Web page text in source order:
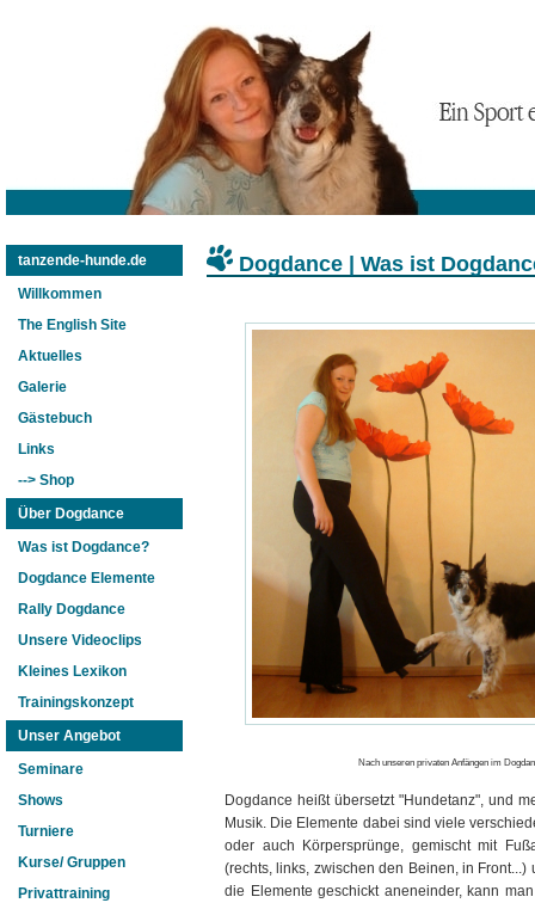
tanzende-hunde.de
Willkommen
The English Site
Aktuelles
Galerie
Gästebuch
Links
--> Shop
Über Dogdance
Was ist Dogdance?
Dogdance Elemente
Rally Dogdance
Unsere Videoclips
Kleines Lexikon
Trainingskonzept
Unser Angebot
Seminare
Shows
Turniere
Kurse/ Gruppen
Privattraining
Dogdance | Was ist
Nach unseren privaten Anfängen im
Dogdance heißt übersetzt "Hundetanz", und
Musik. Die Elemente dabei sind viele
oder auch Körpersprünge, gemischt mit
(rechts, links, zwischen den Beinen, in
die Elemente geschickt aneneinder, kann